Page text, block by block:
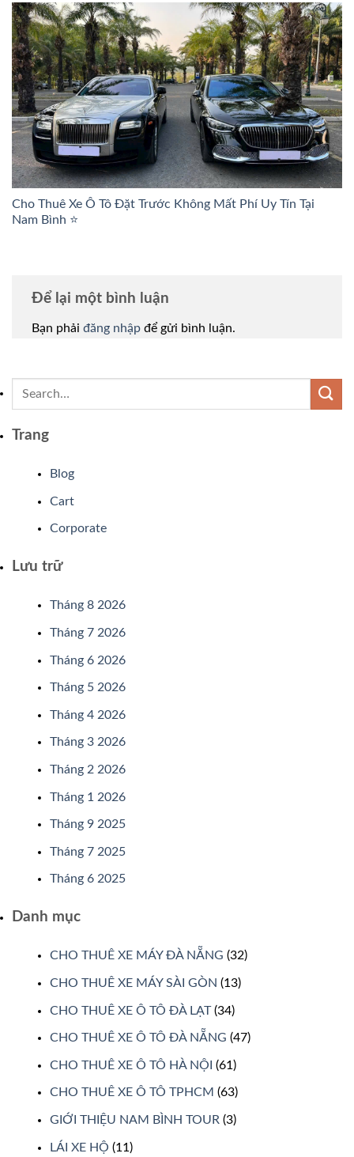
Cho Thuê Xe Ô Tô Đặt Trước Không Mất Phí Uy Tín Tại
Nam Bình ⭐
Để lại một bình luận
Bạn phải đăng nhập để gửi bình luận.
Trang
Blog
Cart
Corporate
Lưu trữ
Tháng 8 2026
Tháng 7 2026
Tháng 6 2026
Tháng 5 2026
Tháng 4 2026
Tháng 3 2026
Tháng 2 2026
Tháng 1 2026
Tháng 9 2025
Tháng 7 2025
Tháng 6 2025
Danh mục
CHO THUÊ XE MÁY ĐÀ NẴNG (32)
CHO THUÊ XE MÁY SÀI GÒN (13)
CHO THUÊ XE Ô TÔ ĐÀ LẠT(34)
CHO THUÊ XE Ô TÔ ĐÀ NẴNG (47)
CHO THUÊ XE Ô TÔ HÀ NỘI (61)
CHO THUÊ XE Ô TÔ TPHCM (63)
GIỚI THIỆU NAM BÌNH TOUR (3)
LÁI XE HỘ (11)